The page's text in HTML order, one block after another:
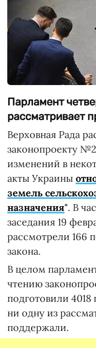
Парламент
рассматривает
Верховная Рада
законопроекту
изменений в
акты Украины
земель
назначения". В
заседания 19
рассмотрели 166
закона.
В целом
чтению
подготовили 4018
ни одну из
поддержали.